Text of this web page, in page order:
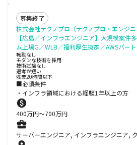
募集終了
株式会社テクノプロ（テクノプロ・エンジニ
【広島／インフラエンジニア】大規模案件
ム上場G／WLB／福利厚生抜群／AWSパー
転勤なし
モダンな技術を採用
技術試験なし
選考が短い
残業20時間以下
■必須条件
・インフラ領域における経験1年以上の方
400万円〜700万円
サーバーエンジニア, インフラエンジニア,